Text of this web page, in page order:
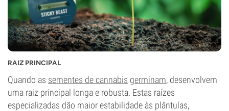
RAIZ PRINCIPAL
Quando as sementes de cannabis germinam, desenvolvem
uma raiz principal longa e robusta. Estas raízes
especializadas dão maior estabilidade às plântulas,